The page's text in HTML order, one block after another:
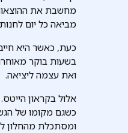
מחשבת את
מביאה כל יום
כעת, כאשר היא
בשעות בוקר
ואת עצמה ליציאה.
אלול בקראון
כשגם מקומו של
ומסתכלת מהחלון